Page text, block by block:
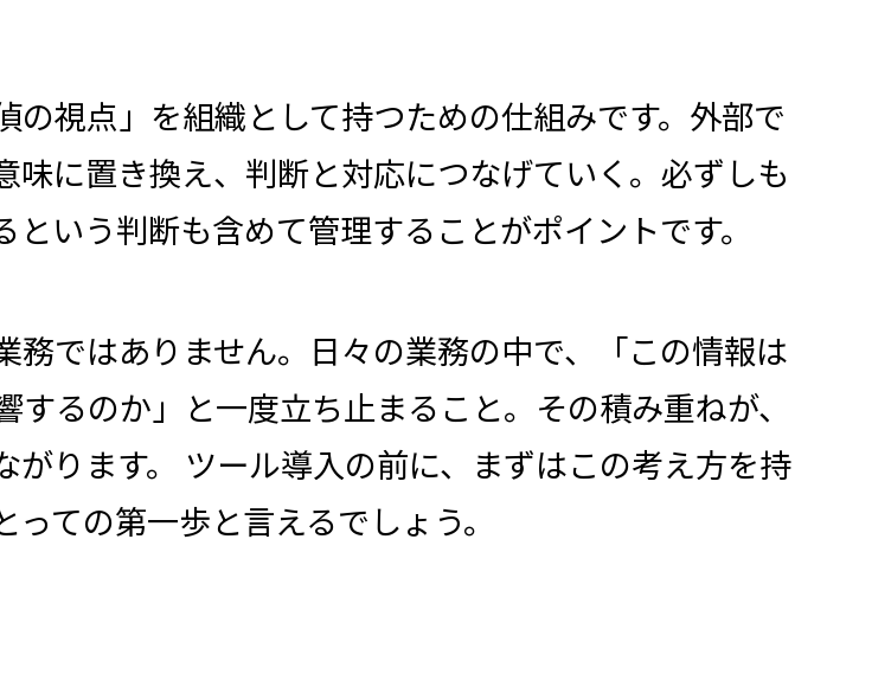
視点」を組織として持つための仕組みです。外部で
に置き換え、判断と対応につなげていく。必ずしも
いう判断も含めて管理することがポイントです。
ではありません。日々の業務の中で、「この情報は
るのか」と一度立ち止まること。その積み重ねが、
ります。 ツール導入の前に、まずはこの考え方を持
ての第一歩と言えるでしょう。